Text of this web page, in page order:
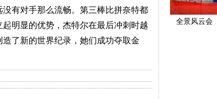
有对手那么流畅。第三棒比拼奈特都
明显的优势，杰特尔在最后冲刺时越
了新的世界纪录，她们成功夺取金
全景风云会